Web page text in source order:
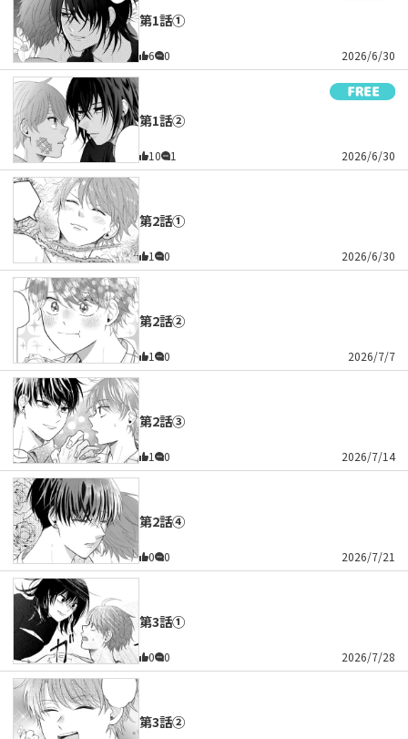
第1話①
6 0 2026/6/30
第1話②
10 1 2026/6/30
第2話①
1 0 2026/6/30
第2話②
1 0 2026/7/7
第2話③
1 0 2026/7/14
第2話④
0 0 2026/7/21
第3話①
0 0 2026/7/28
第3話②